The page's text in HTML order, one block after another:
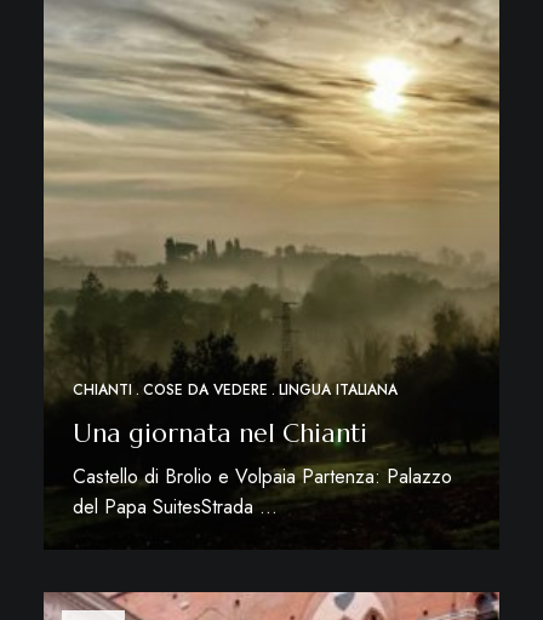
CHIANTI COSE DA VEDERE LINGUA ITALIANA
Una giornata nel Chianti
Castello di Brolio e Volpaia Partenza: Palazzo
del Papa SuitesStrada …
Leggi di più